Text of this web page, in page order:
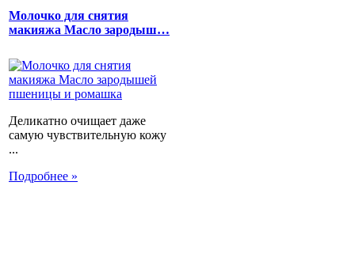
Молочко для снятия
макияжа Масло зародыш…
Деликатно очищает даже
самую чувствительную кожу
...
Подробнее »